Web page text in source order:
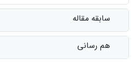
سابقه مقاله
هم رسانی